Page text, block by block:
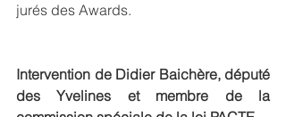
jurés des Awards.
Intervention de Didier Baichère, député
des Yvelines et membre de la